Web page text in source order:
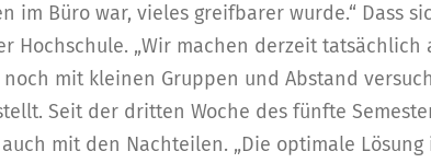
im Büro war, vieles greifbarer wurde.“ Dass
Hochschule. „Wir machen derzeit
mit kleinen Gruppen und Abstand
Seit der dritten Woche des fünfte
mit den Nachteilen. „Die optimale